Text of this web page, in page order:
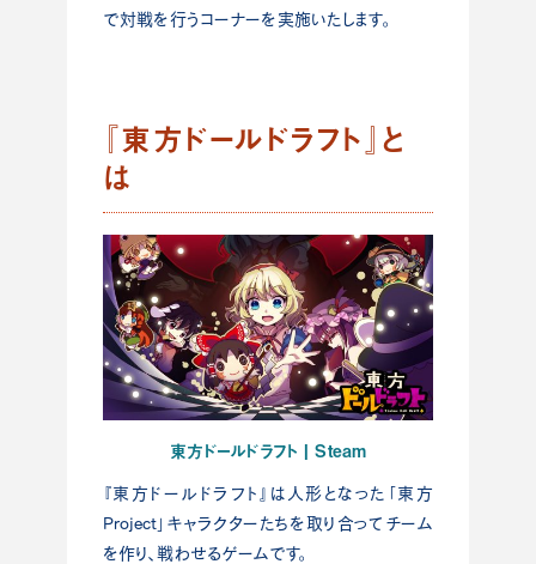
で対戦を行うコーナーを実施いたします。
『東方ドールドラフト』と
は
東方ドールドラフト | Steam
『東方ドールドラフト』は人形となった「東方
Project」キャラクターたちを取り合ってチーム
を作り、戦わせるゲームです。